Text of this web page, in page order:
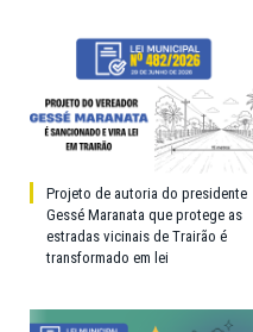
Projeto de autoria do presidente
Gessé Maranata que protege as
estradas vicinais de Trairão é
transformado em lei